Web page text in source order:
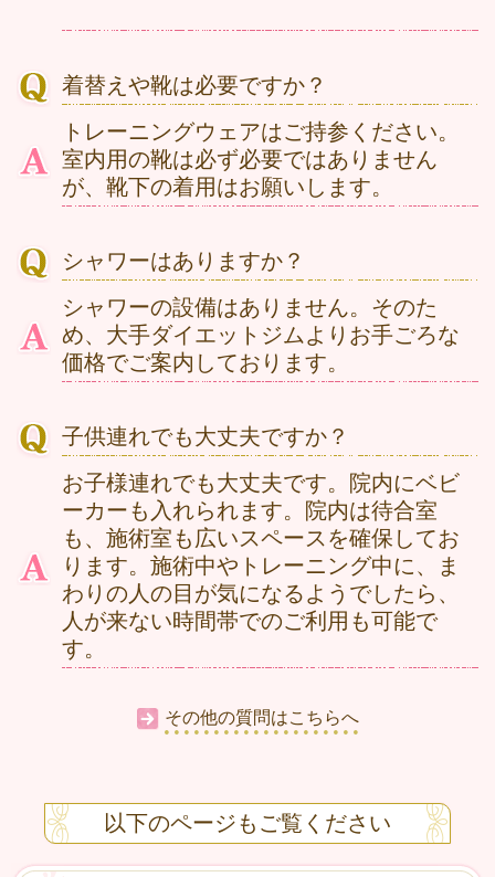
着替えや靴は必要ですか？
トレーニングウェアはご持参ください。
室内用の靴は必ず必要ではありません
が、靴下の着用はお願いします。
シャワーはありますか？
シャワーの設備はありません。そのた
め、大手ダイエットジムよりお手ごろな
価格でご案内しております。
子供連れでも大丈夫ですか？
お子様連れでも大丈夫です。院内にベビ
ーカーも入れられます。院内は待合室
も、施術室も広いスペースを確保してお
ります。施術中やトレーニング中に、ま
わりの人の目が気になるようでしたら、
人が来ない時間帯でのご利用も可能で
す。
その他の質問はこちらへ
以下のページもご覧ください